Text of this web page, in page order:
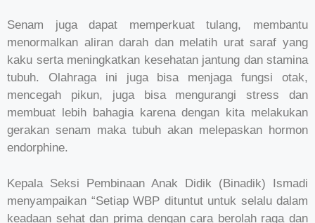
Senam juga dapat memperkuat tulang, membantu
menormalkan aliran darah dan melatih urat saraf yang
kaku serta meningkatkan kesehatan jantung dan stamina
tubuh. Olahraga ini juga bisa menjaga fungsi otak,
mencegah pikun, juga bisa mengurangi stress dan
membuat lebih bahagia karena dengan kita melakukan
gerakan senam maka tubuh akan melepaskan hormon
endorphine.
Kepala Seksi Pembinaan Anak Didik (Binadik) Ismadi
menyampaikan “Setiap WBP dituntut untuk selalu dalam
keadaan sehat dan prima dengan cara berolah raga dan